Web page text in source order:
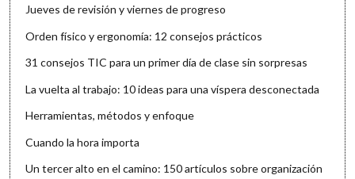
Jueves de revisión y viernes de progreso
Orden físico y ergonomía: 12 consejos prácticos
31 consejos TIC para un primer día de clase sin sorpresas
La vuelta al trabajo: 10 ideas para una víspera desconectada
Herramientas, métodos y enfoque
Cuando la hora importa
Un tercer alto en el camino: 150 artículos sobre organización